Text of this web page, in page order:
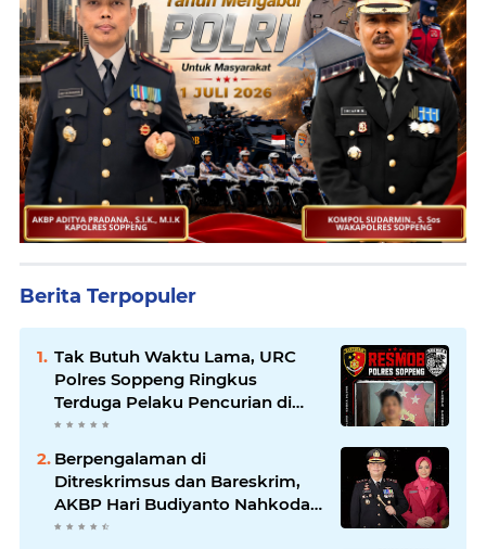
Berita Terpopuler
Tak Butuh Waktu Lama, URC
Polres Soppeng Ringkus
Terduga Pelaku Pencurian di
Liliriaja
Berpengalaman di
Ditreskrimsus dan Bareskrim,
AKBP Hari Budiyanto Nahkodai
Polres Soppeng